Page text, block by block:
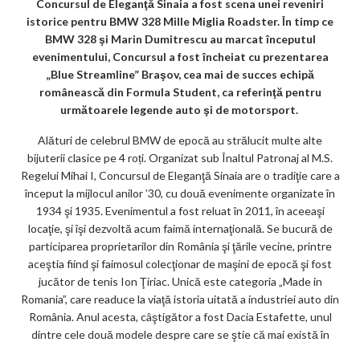
o
o
k
m
ar
ks
Concursul de Eleganţă Sinaia a fost scena unei reveniri
istorice pentru BMW 328 Mille Miglia Roadster. În timp ce
BMW 328 şi Marin Dumitrescu au marcat începutul
evenimentului, Concursul a fost încheiat cu prezentarea
„Blue Streamline” Braşov, cea mai de succes echipă
românească din Formula Student, ca referinţă pentru
următoarele legende auto şi de motorsport.
Alături de celebrul BMW de epocă au strălucit multe alte
bijuterii clasice pe 4 roți. Organizat sub Înaltul Patronaj al M.S.
Regelui Mihai I, Concursul de Eleganţă Sinaia are o tradiţie care a
început la mijlocul anilor ’30, cu două evenimente organizate în
1934 şi 1935. Evenimentul a fost reluat în 2011, în aceeaşi
locaţie, şi îşi dezvoltă acum faimă internaţională. Se bucură de
participarea proprietarilor din România şi ţările vecine, printre
aceştia fiind şi faimosul colecţionar de maşini de epocă şi fost
jucător de tenis Ion Ţiriac. Unică este categoria „Made in
Romania”, care readuce la viaţă istoria uitată a industriei auto din
România. Anul acesta, câştigător a fost Dacia Estafette, unul
dintre cele două modele despre care se ştie că mai există în